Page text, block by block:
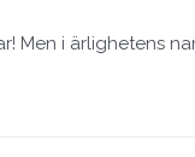
i ärlighetens